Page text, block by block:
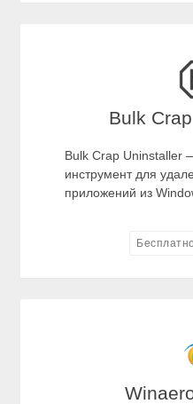
Bulk
Bulk Crap
инструмент для
приложений из
Бесплатно